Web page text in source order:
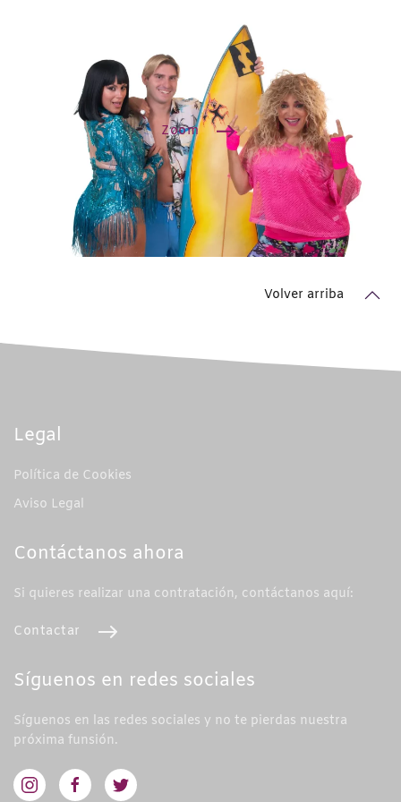
Zoom
Volver arriba
Legal
Política de Cookies
Aviso Legal
Contáctanos ahora
Si quieres realizar una contratación, contáctanos aquí:
Contactar
Síguenos en redes sociales
Síguenos en las redes sociales y no te pierdas nuestra
próxima funsión.